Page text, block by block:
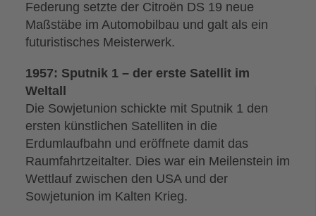
Federung setzte der Citroën DS 19 neue
Maßstäbe im Automobilbau und galt als ein
futuristisches Meisterwerk.
1957: Sputnik 1 – der erste Satellit im
Weltall
Die Sowjetunion schickte mit Sputnik 1 den
ersten künstlichen Satelliten in die
Erdumlaufbahn und eröffnete damit das
Raumfahrtzeitalter. Dies war ein Meilenstein im
Wettlauf zwischen den USA und der
Sowjetunion im Kalten Krieg.